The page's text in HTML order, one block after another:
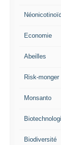
Economie
Abeilles
Risk-monger
Monsanto
Biodiversité